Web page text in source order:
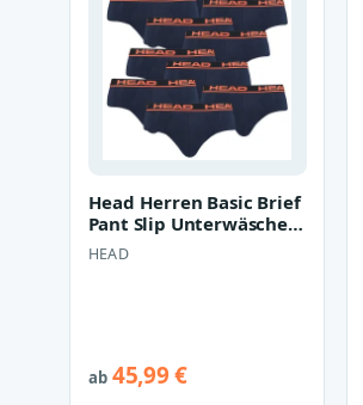
Head Herren Basic Brief
Pant Slip Unterwäsche
Unterhose 10 er Pack
HEAD
ab45,99 €